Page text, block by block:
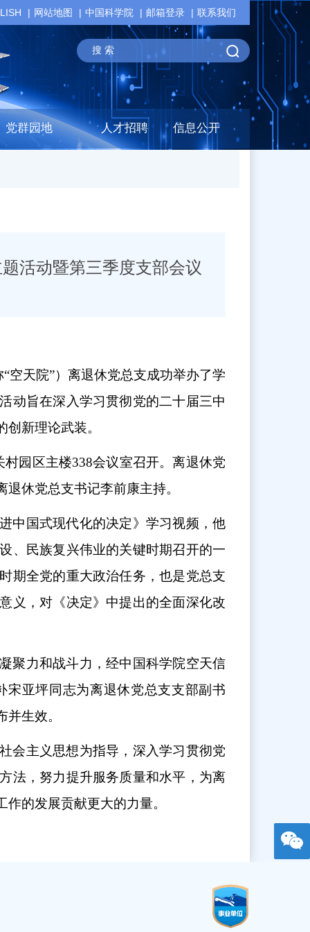
网站地图 中国科学院 邮箱登录 联系我们
党群园地 人才招聘 信息公开
活动暨第三季度支部会议
空天院”）离退休党总支成功举办了学
动旨在深入学习贯彻党的二十届三中
新理论武装。
园区主楼338会议室召开。离退休党
休党总支书记李前康主持。
中国式现代化的决定》学习视频，他
、民族复兴伟业的关键时期召开的一
期全党的重大政治任务，也是党总支
义，对《决定》中提出的全面深化改
聚力和战斗力，经中国科学院空天信
亚坪同志为离退休党总支支部副书
生效。
会主义思想为指导，深入学习贯彻党
法，努力提升服务质量和水平，为离
的发展贡献更大的力量。